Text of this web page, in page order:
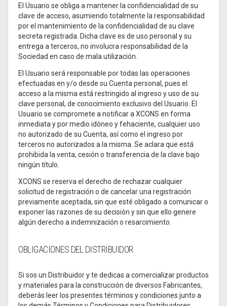
El Usuario se obliga a mantener la confidencialidad de su
clave de acceso, asumiendo totalmente la responsabilidad
por el mantenimiento de la confidencialidad de su clave
secreta registrada. Dicha clave es de uso personal y su
entrega a terceros, no involucra responsabilidad de la
Sociedad en caso de mala utilización.
El Usuario será responsable por todas las operaciones
efectuadas en y/o desde su Cuenta personal, pues el
acceso a la misma está restringido al ingreso y uso de su
clave personal, de conocimiento exclusivo del Usuario. El
Usuario se compromete a notificar a XCONS en forma
inmediata y por medio idóneo y fehaciente, cualquier uso
no autorizado de su Cuenta, así como el ingreso por
terceros no autorizados a la misma. Se aclara que está
prohibida la venta, cesión o transferencia de la clave bajo
ningún título.
XCONS se reserva el derecho de rechazar cualquier
solicitud de registración o de cancelar una registración
previamente aceptada, sin que esté obligado a comunicar o
exponer las razones de su decisión y sin que ello genere
algún derecho a indemnización o resarcimiento.
OBLIGACIONES DEL DISTRIBUIDOR
Si sos un Distribuidor y te dedicas a comercializar productos
y materiales para la construcción de diversos Fabricantes,
deberás leer los presentes términos y condiciones junto a